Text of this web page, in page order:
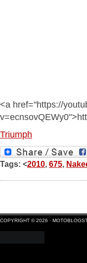
<a href="https://
Triumph
Tags: <2010, 675,
COPYRIGHT © 2026 ·